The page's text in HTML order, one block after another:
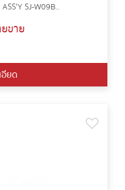
SJ-W09B..
ขาย
อียด